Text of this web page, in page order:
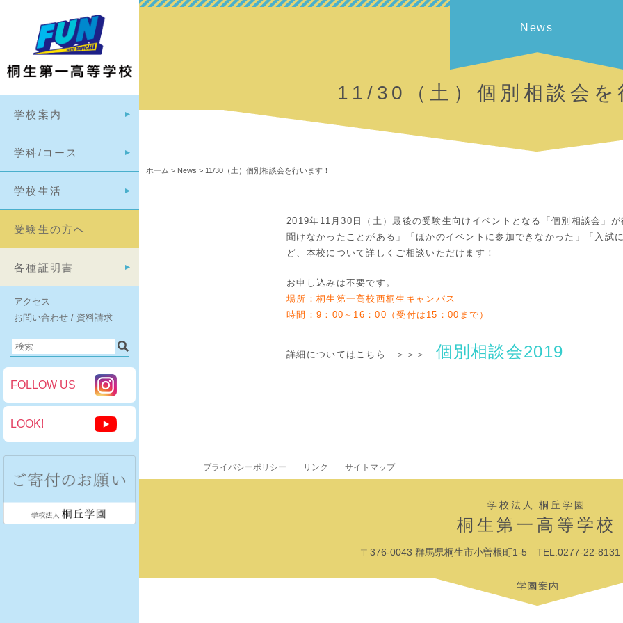
学校案内
学科/コース
学校生活
受験生の方へ
各種証明書
アクセス
お問い合わせ / 資料請求
FOLLOW US
LOOK!
News
11/30（土）個別相談会を
ホーム > News > 11/30（土）個別相談会を行います！
2019年11月30日（土）最後の受験生向けイベントとなる「個別相談会」
聞けなかったことがある」「ほかのイベントに参加できなかった」「入試
ど、本校について詳しくご相談いただけます！
お申し込みは不要です。
場所：桐生第一高校西桐生キャンパス
時間：9 ：00～16：00（受付は15：00まで）
詳細についてはこちら ＞＞＞ 個別相談会2019
プライバシーポリシー リンク サイトマップ
学校法人 桐丘学園
桐生第一高等学校
〒376-0043 群馬県桐生市小曽根町1-5 TEL.0277-22-